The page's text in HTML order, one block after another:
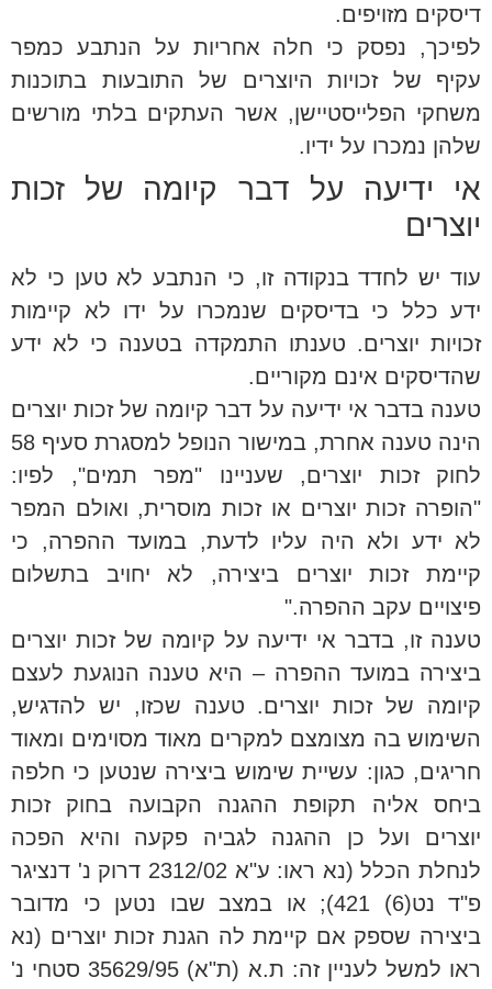
דיסקים מזויפים.
לפיכך, נפסק כי חלה אחריות על הנתבע כמפר
עקיף של זכויות היוצרים של התובעות בתוכנות
משחקי הפלייסטיישן, אשר העתקים בלתי מורשים
שלהן נמכרו על ידיו.
אי ידיעה על דבר קיומה של זכות
יוצרים
עוד יש לחדד בנקודה זו, כי הנתבע לא טען כי לא
ידע כלל כי בדיסקים שנמכרו על ידו לא קיימות
זכויות יוצרים. טענתו התמקדה בטענה כי לא ידע
שהדיסקים אינם מקוריים.
טענה בדבר אי ידיעה על דבר קיומה של זכות יוצרים
הינה טענה אחרת, במישור הנופל למסגרת סעיף 58
לחוק זכות יוצרים, שעניינו "מפר תמים", לפיו:
"הופרה זכות יוצרים או זכות מוסרית, ואולם המפר
לא ידע ולא היה עליו לדעת, במועד ההפרה, כי
קיימת זכות יוצרים ביצירה, לא יחויב בתשלום
פיצויים עקב ההפרה."
טענה זו, בדבר אי ידיעה על קיומה של זכות יוצרים
ביצירה במועד ההפרה – היא טענה הנוגעת לעצם
קיומה של זכות יוצרים. טענה שכזו, יש להדגיש,
השימוש בה מצומצם למקרים מאוד מסוימים ומאוד
חריגים, כגון: עשיית שימוש ביצירה שנטען כי חלפה
ביחס אליה תקופת ההגנה הקבועה בחוק זכות
יוצרים ועל כן ההגנה לגביה פקעה והיא הפכה
לנחלת הכלל (נא ראו: ע"א 2312/02 דרוק נ' דנציגר
פ"ד נט(6) 421); או במצב שבו נטען כי מדובר
ביצירה שספק אם קיימת לה הגנת זכות יוצרים (נא
ראו למשל לעניין זה: ת.א (ת"א) 35629/95 סטחי נ'